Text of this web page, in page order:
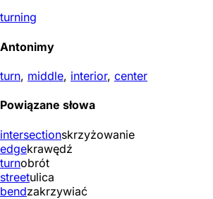
turning
Antonimy
turn, middle, interior, center
Powiązane słowa
intersectionskrzyżowanie
edgekrawędź
turnobrót
streetulica
bendzakrzywiać